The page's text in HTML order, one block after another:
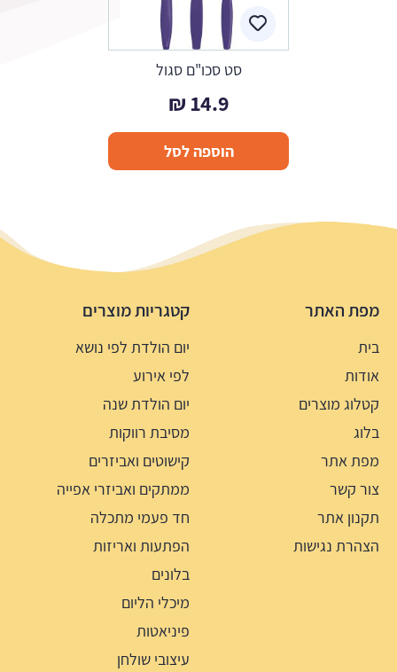
סט סכו"ם סגול
14.9
₪
הוספה לסל
מפת האתר
בית
אודות
קטלוג מוצרים
בלוג
מפת אתר
צור קשר
תקנון אתר
הצהרת נגישות
קטגריות מוצרים
יום הולדת לפי נושא
לפי אירוע
יום הולדת שנה
מסיבת רווקות
קישוטים ואביזרים
ממתקים ואביזרי אפייה
חד פעמי מתכלה
הפתעות ואריזות
בלונים
מיכלי הליום
פיניאטות
עיצובי שולחן